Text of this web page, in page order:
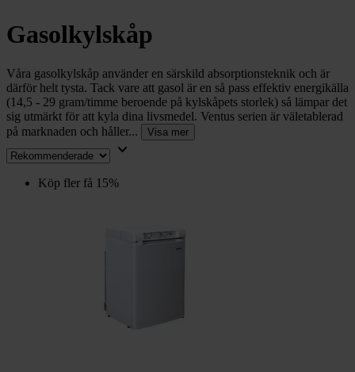
Gasolkylskåp
Våra gasolkylskåp använder en särskild absorptionsteknik och är
därför helt tysta. Tack vare att gasol är en så pass effektiv energikälla
(14,5 - 29 gram/timme beroende på kylskåpets storlek) så lämpar det
sig utmärkt för att kyla dina livsmedel. Ventus serien är väletablerad
på marknaden och håller...
Visa mer
keyboard_arrow_down
Köp fler få 15%